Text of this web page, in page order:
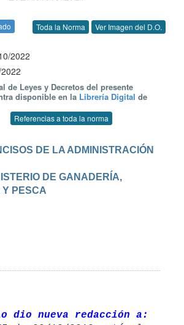
Toda la Norma Ver Imagen del D.O.
2022
de Leyes y Decretos del presente
disponible en la Librería Digital de
Referencias a toda la norma
DE LA ADMINISTRACIÓN
DE GANADERÍA,
Y PESCA
dio nueva redacción a: